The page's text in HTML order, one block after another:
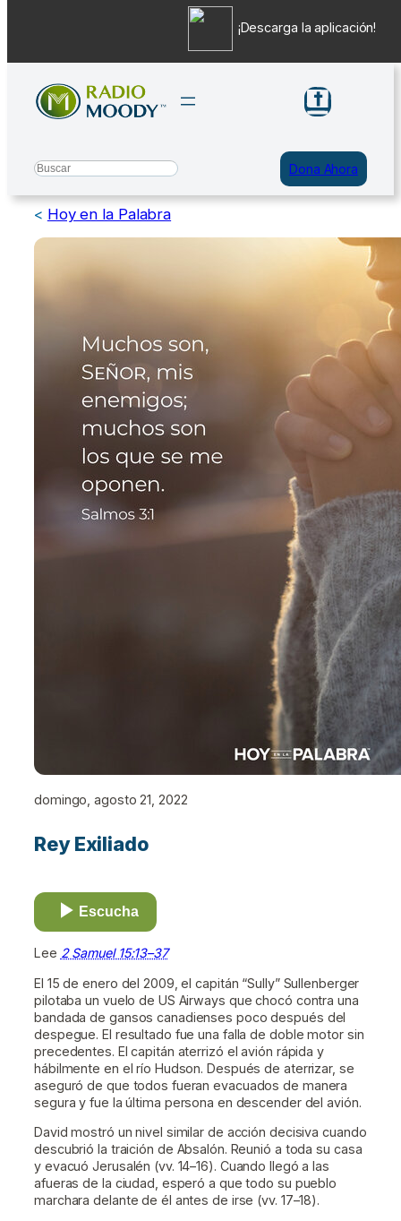
contenido
Search Dona Ahora
< Hoy en la Palabra
domingo, agosto 21, 2022
Rey Exiliado
Escucha
Lee 2 Samuel 15:13–37
El 15 de enero del 2009, el capitán “Sully” Sullenberger
pilotaba un vuelo de US Airways que chocó contra una
bandada de gansos canadienses poco después del
despegue. El resultado fue una falla de doble motor sin
precedentes. El capitán aterrizó el avión rápida y
hábilmente en el río Hudson. Después de aterrizar, se
aseguró de que todos fueran evacuados de manera
segura y fue la última persona en descender del avión.
David mostró un nivel similar de acción decisiva cuando
descubrió la traición de Absalón. Reunió a toda su casa
y evacuó Jerusalén (vv. 14–16). Cuando llegó a las
afueras de la ciudad, esperó a que todo su pueblo
marchara delante de él antes de irse (vv. 17–18).
¡Descarga la aplicación!